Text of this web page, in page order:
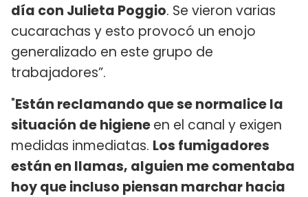
día con Julieta Poggio. Se vieron varias
cucarachas y esto provocó un enojo
generalizado en este grupo de
trabajadores”.
"Están reclamando que se normalice la
situación de higieneen el canal y exigen
medidas inmediatas. Los fumigadores
están en llamas, alguien me comentaba
hoy que incluso piensan marchar hacia